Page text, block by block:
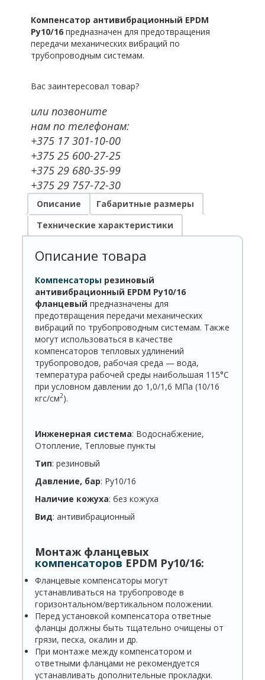
Компенсатор антивибрационный EPDM
Ру10/16 предназначен для предотвращения
передачи механических вибраций по
трубопроводным системам.
Вас заинтересовал товар?
или позвоните
нам по телефонам:
+375 17 301-10-00
+375 25 600-27-25
+375 29 680-35-99
+375 29 757-72-30
Описание
Габаритные размеры
Технические характеристики
Описание товара
Компенсаторы резиновый
антивибрационный EPDM Ру10/16
фланцевый предназначены для
предотвращения передачи механических
вибраций по трубопроводным системам. Также
могут использоваться в качестве
компенсаторов тепловых удлинений
трубопроводов, рабочая среда — вода,
температура рабочей среды наибольшая 115°С
при условном давлении до 1,0/1,6 МПа (10/16
кгс/см2).
Инженерная система: Водоснабжение,
Отопление, Тепловые пункты
Тип: резиновый
Давление, бар: Ру10/16
Наличие кожуха: без кожуха
Вид: антивибрационный
Монтаж фланцевых
компенсаторов EPDM Ру10/16:
Фланцевые компенсаторы могут
устанавливаться на трубопроводе в
горизонтальном/вертикальном положении.
Перед установкой компенсатора ответные
фланцы должны быть тщательно очищены от
грязи, песка, окалин и др.
При монтаже между компенсатором и
ответными фланцами не рекомендуется
устанавливать дополнительные прокладки.